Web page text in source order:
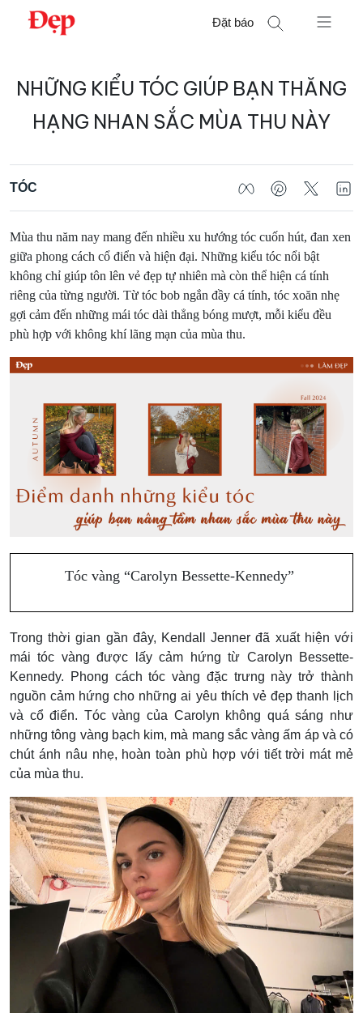
Chuyển
Đặt báo
kiếm
NHỮNG KIỂU TÓC GIÚP BẠN THĂNG
HẠNG NHAN SẮC MÙA THU NÀY
TÓC
Mùa thu năm nay mang đến nhiều xu hướng tóc cuốn hút, đan xen
giữa phong cách cổ điển và hiện đại. Những kiểu tóc nổi bật
không chỉ giúp tôn lên vẻ đẹp tự nhiên mà còn thể hiện cá tính
riêng của từng người. Từ tóc bob ngắn đầy cá tính, tóc xoăn nhẹ
gợi cảm đến những mái tóc dài thẳng bóng mượt, mỗi kiểu đều
phù hợp với không khí lãng mạn của mùa thu.
Tóc vàng “Carolyn Bessette-Kennedy”
Trong thời gian gần đây, Kendall Jenner đã xuất hiện với
mái tóc vàng được lấy cảm hứng từ Carolyn Bessette-
Kennedy. Phong cách tóc vàng đặc trưng này trở thành
nguồn cảm hứng cho những ai yêu thích vẻ đẹp thanh lịch
và cổ điển. Tóc vàng của Carolyn không quá sáng như
những tông vàng bạch kim, mà mang sắc vàng ấm áp và có
chút ánh nâu nhẹ, hoàn toàn phù hợp với tiết trời mát mẻ
của mùa thu.